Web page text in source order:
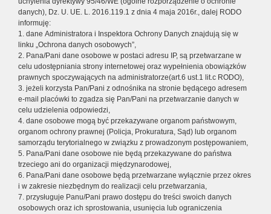
danych), Dz. U. UE. L. 2016.119.1 z dnia 4 maja 2016r., dalej RODO
informuję:
1. dane Administratora i Inspektora Ochrony Danych znajdują się w
linku „Ochrona danych osobowych”,
2. Pana/Pani dane osobowe w postaci adresu IP, są przetwarzane w
celu udostępniania strony internetowej oraz wypełnienia obowiązków
prawnych spoczywających na administratorze(art.6 ust.1 lit.c RODO),
3. jeżeli korzysta Pan/Pani z odnośnika na stronie będącego adresem
e-mail placówki to zgadza się Pan/Pani na przetwarzanie danych w
celu udzielenia odpowiedzi,
4. dane osobowe mogą być przekazywane organom państwowym,
organom ochrony prawnej (Policja, Prokuratura, Sąd) lub organom
samorządu terytorialnego w związku z prowadzonym postępowaniem,
5. Pana/Pani dane osobowe nie będą przekazywane do państwa
trzeciego ani do organizacji międzynarodowej,
6. Pana/Pani dane osobowe będą przetwarzane wyłącznie przez okres
i w zakresie niezbędnym do realizacji celu przetwarzania,
7. przysługuje Panu/Pani prawo dostępu do treści swoich danych
osobowych oraz ich sprostowania, usunięcia lub ograniczenia